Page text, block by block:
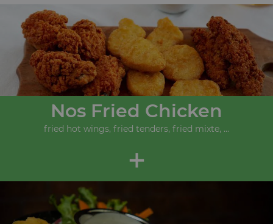
Nos Fried Chicken
fried hot wings, fried tenders, fried mixte, ...
+